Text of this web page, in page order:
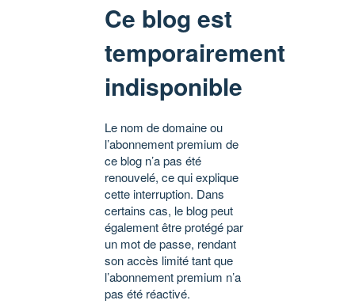
Ce blog est
temporairement
indisponible
Le nom de domaine ou
l’abonnement premium de
ce blog n’a pas été
renouvelé, ce qui explique
cette interruption. Dans
certains cas, le blog peut
également être protégé par
un mot de passe, rendant
son accès limité tant que
l’abonnement premium n’a
pas été réactivé.